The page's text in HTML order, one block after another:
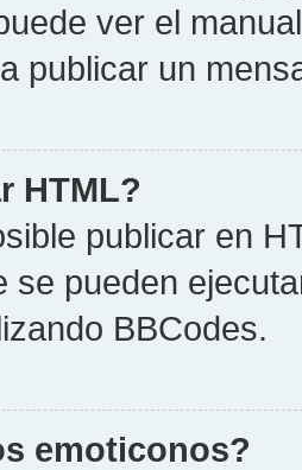
ver el
publicar un
HTML?
publicar en
se pueden
BBCodes.
emoticonos?